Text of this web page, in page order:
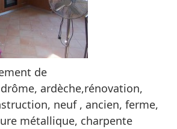
de
ardèche,rénovation,
neuf , ancien, ferme,
métallique, charpente